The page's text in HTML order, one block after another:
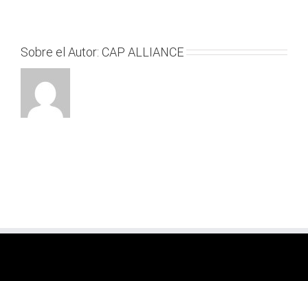
Sobre el Autor: CAP ALLIANCE